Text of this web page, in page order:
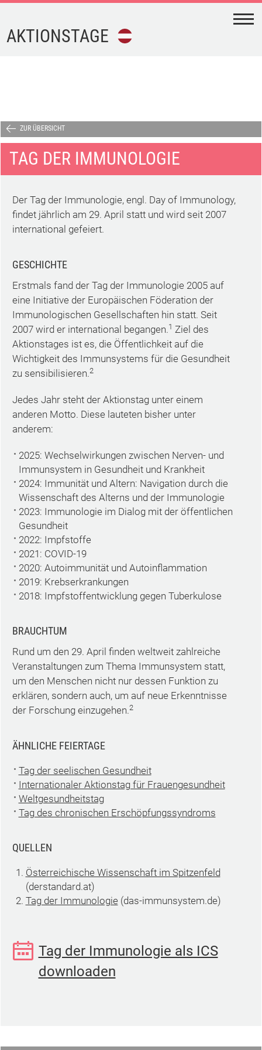
AKTIONSTAGE
KALENDER-
DOWNLOAD
TERMINE
AKTIONSTAGE
ZUR ÜBERSICHT
TAG DER IMMUNOLOGIE
Der Tag der Immunologie, engl. Day of Immunology,
findet jährlich am 29. April statt und wird seit 2007
international gefeiert.
GESCHICHTE
Erstmals fand der Tag der Immunologie 2005 auf
eine Initiative der Europäischen Föderation der
Immunologischen Gesellschaften hin statt. Seit
2007 wird er international begangen.1 Ziel des
Aktionstages ist es, die Öffentlichkeit auf die
Wichtigkeit des Immunsystems für die Gesundheit
zu sensibilisieren.2
Jedes Jahr steht der Aktionstag unter einem
anderen Motto. Diese lauteten bisher unter
anderem:
2025: Wechselwirkungen zwischen Nerven- und
Immunsystem in Gesundheit und Krankheit
2024: Immunität und Altern: Navigation durch die
Wissenschaft des Alterns und der Immunologie
2023: Immunologie im Dialog mit der öffentlichen
Gesundheit
2022: Impfstoffe
2021: COVID-19
2020: Autoimmunität und Autoinflammation
2019: Krebserkrankungen
2018: Impfstoffentwicklung gegen Tuberkulose
BRAUCHTUM
Rund um den 29. April finden weltweit zahlreiche
Veranstaltungen zum Thema Immunsystem statt,
um den Menschen nicht nur dessen Funktion zu
erklären, sondern auch, um auf neue Erkenntnisse
der Forschung einzugehen.2
ÄHNLICHE FEIERTAGE
Tag der seelischen Gesundheit
Internationaler Aktionstag für Frauengesundheit
Weltgesundheitstag
Tag des chronischen Erschöpfungssyndroms
QUELLEN
Österreichische Wissenschaft im Spitzenfeld
(derstandard.at)
Tag der Immunologie(das-immunsystem.de)
Tag der Immunologie als ICS
downloaden